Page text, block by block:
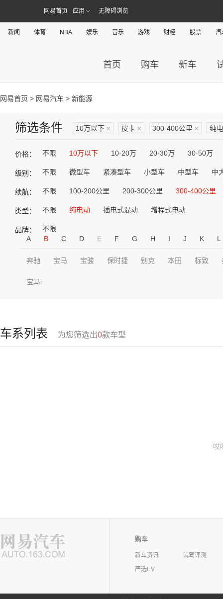
网易首页 应用 无障碍浏览
新闻 体育 NBA 娱乐 音乐 游戏 财经 股票 汽
首页 购车 新车
网易首页 > 网易汽车 > 新能源
筛选条件 10万以下 × 皮卡 × 300-400公里 × 纯
价格： 不限 10万以下 10-20万 20-30万 30-50万
级别： 不限 微型车 紧凑型车 小型车 中型车 中
续航： 不限 100-200公里 200-300公里 300-400公里
类型： 不限 纯电动 插电式混动 增程式电动
品牌：
不限
A
B C D E F G H I J K L
奔驰 宝马 宝骏 保时捷 别克 本田 标致
宝马i
车系列表 为您筛选出0款车型
哎
购车
新车资讯
试驾评测
严选EV